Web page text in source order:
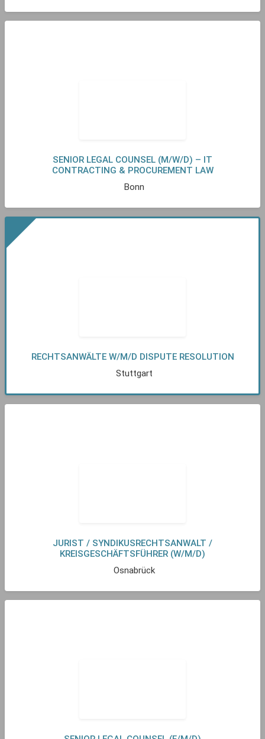
SENIOR LEGAL COUNSEL (M/W/D) – IT
CONTRACTING & PROCUREMENT LAW
Bonn
RECHTSANWÄLTE W/M/D DISPUTE RESOLUTION
Stuttgart
JURIST / SYNDIKUSRECHTSANWALT /
KREISGESCHÄFTSFÜHRER (W/M/D)
Osnabrück